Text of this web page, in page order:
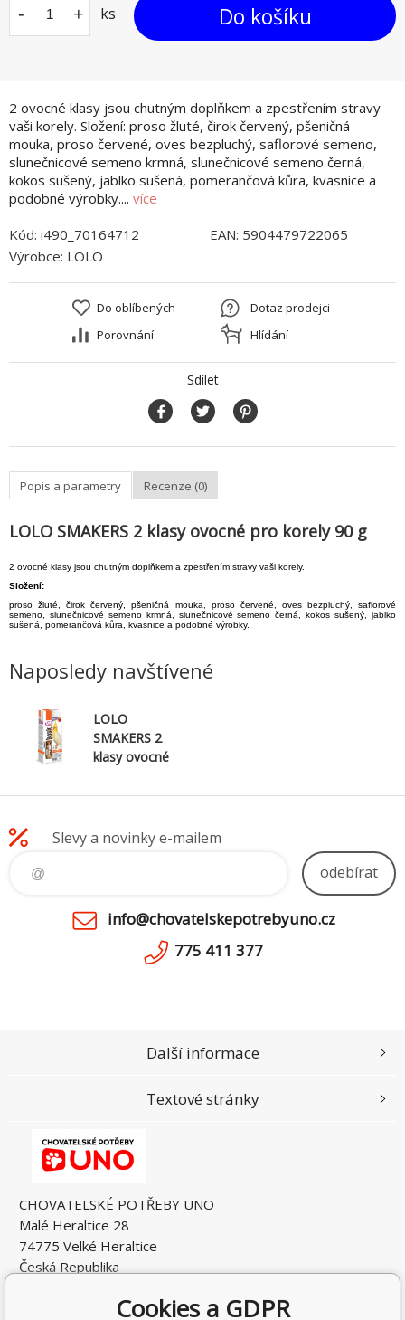
2 ovocné klasy jsou chutným doplňkem a zpestřením stravy
vaši korely. Složení: proso žluté, čirok červený, pšeničná
mouka, proso červené, oves bezpluchý, saflorové semeno,
slunečnicové semeno krmná, slunečnicové semeno černá,
kokos sušený, jablko sušená, pomerančová kůra, kvasnice a
podobné výrobky.... více
- + ks Do košíku
Kód: i490_70164712 EAN: 5904479722065
Výrobce: LOLO
Do oblíbených
Porovnání
Dotaz prodejci
Hlídání
Sdílet
Popis a parametry Recenze (0)
LOLO SMAKERS 2 klasy ovocné pro korely 90 g
2 ovocné klasy jsou chutným doplňkem a zpestřením stravy vaši korely.
Složení:
proso žluté, čirok červený, pšeničná mouka, proso červené, oves bezpluchý, saflorové
semeno, slunečnicové semeno krmná, slunečnicové semeno černá, kokos sušený, jablko
sušená, pomerančová kůra, kvasnice a podobné výrobky.
Naposledy navštívené
LOLO
SMAKERS 2
klasy ovocné
g
Slevy a novinky e-mailem
odebírat
info@chovatelskepotrebyuno.cz
775 411 377
CHOVATELSKÉ POTŘEBY UNO
Malé Heraltice 28
74775 Velké Heraltice
Česká Republika
DIČ: CZ7405265549
Další informace
Textové stránky
Cookies a GDPR